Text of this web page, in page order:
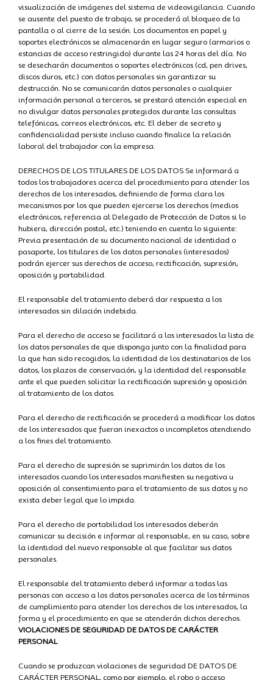
visualización de imágenes del sistema de videovigilancia. Cuando
se ausente del puesto de trabajo, se procederá al bloqueo de la
pantalla o al cierre de la sesión. Los documentos en papel y
soportes electrónicos se almacenarán en lugar seguro (armarios o
estancias de acceso restringido) durante las 24 horas del día. No
se desecharán documentos o soportes electrónicos (cd, pen drives,
discos duros, etc.) con datos personales sin garantizar su
destrucción. No se comunicarán datos personales o cualquier
información personal a terceros, se prestará atención especial en
no divulgar datos personales protegidos durante las consultas
telefónicas, correos electrónicos, etc. El deber de secreto y
confidencialidad persiste incluso cuando finalice la relación
laboral del trabajador con la empresa.
DERECHOS DE LOS TITULARES DE LOS DATOS Se informará a
todos los trabajadores acerca del procedimiento para atender los
derechos de los interesados, definiendo de forma clara los
mecanismos por los que pueden ejercerse los derechos (medios
electrónicos, referencia al Delegado de Protección de Datos si lo
hubiera, dirección postal, etc.) teniendo en cuenta lo siguiente:
Previa presentación de su documento nacional de identidad o
pasaporte, los titulares de los datos personales (interesados)
podrán ejercer sus derechos de acceso, rectificación, supresión,
oposición y portabilidad.
El responsable del tratamiento deberá dar respuesta a los
interesados sin dilación indebida.
Para el derecho de acceso se facilitará a los interesados la lista de
los datos personales de que disponga junto con la finalidad para
la que han sido recogidos, la identidad de los destinatarios de los
datos, los plazos de conservación, y la identidad del responsable
ante el que pueden solicitar la rectificación supresión y oposición
al tratamiento de los datos.
Para el derecho de rectificación se procederá a modificar los datos
de los interesados que fueran inexactos o incompletos atendiendo
a los fines del tratamiento.
Para el derecho de supresión se suprimirán los datos de los
interesados cuando los interesados manifiesten su negativa u
oposición al consentimiento para el tratamiento de sus datos y no
exista deber legal que lo impida.
Para el derecho de portabilidad los interesados deberán
comunicar su decisión e informar al responsable, en su caso, sobre
la identidad del nuevo responsable al que facilitar sus datos
personales.
El responsable del tratamiento deberá informar a todas las
personas con acceso a los datos personales acerca de los términos
de cumplimiento para atender los derechos de los interesados, la
forma y el procedimiento en que se atenderán dichos derechos.
VIOLACIONES DE SEGURIDAD DE DATOS DE CARÁCTER
PERSONAL
Cuando se produzcan violaciones de seguridad DE DATOS DE
CARÁCTER PERSONAL, como por ejemplo, el robo o acceso